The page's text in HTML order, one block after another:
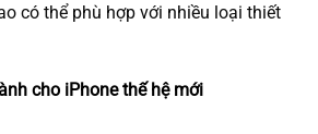
có thể phù hợp với nhiều loại thiết
cho iPhone thế hệ mới